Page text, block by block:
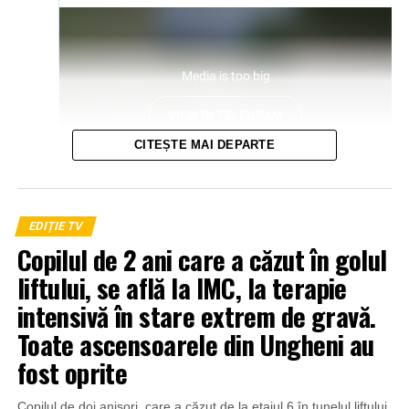
CITEȘTE MAI DEPARTE
EDIȚIE TV
Copilul de 2 ani care a căzut în golul
liftului, se află la IMC, la terapie
intensivă în stare extrem de gravă.
Toate ascensoarele din Ungheni au
fost oprite